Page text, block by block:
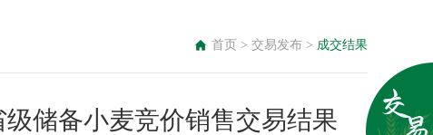
首页 > 交易发布 > 成交结果
级储备小麦竞价销售交易结果